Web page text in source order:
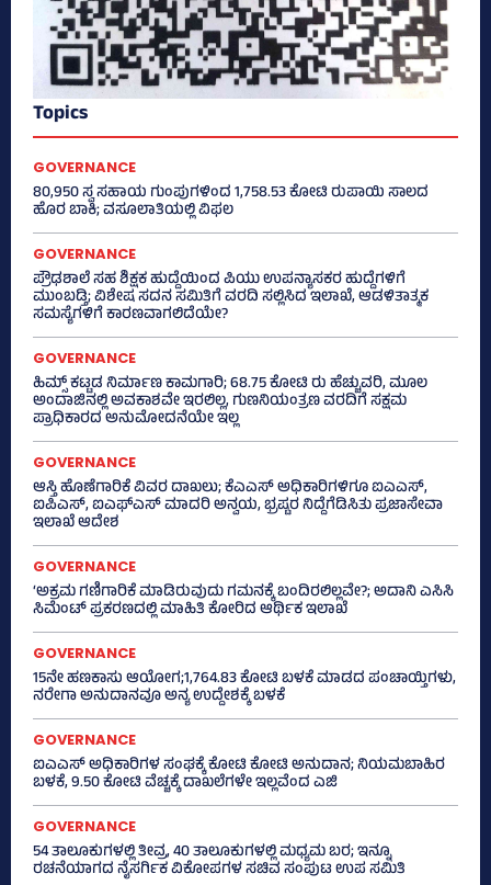
Topics
GOVERNANCE
80,950 ಸ್ವ ಸಹಾಯ ಗುಂಪುಗಳಿಂದ 1,758.53 ಕೋಟಿ ರುಪಾಯಿ ಸಾಲದ
ಹೊರ ಬಾಕಿ; ವಸೂಲಾತಿಯಲ್ಲಿ ವಿಫಲ
GOVERNANCE
ಪ್ರೌಢಶಾಲೆ ಸಹ ಶಿಕ್ಷಕ ಹುದ್ದೆಯಿಂದ ಪಿಯು ಉಪನ್ಯಾಸಕರ ಹುದ್ದೆಗಳಿಗೆ
ಮುಂಬಡ್ತಿ; ವಿಶೇಷ ಸದನ ಸಮಿತಿಗೆ ವರದಿ ಸಲ್ಲಿಸಿದ ಇಲಾಖೆ, ಆಡಳಿತಾತ್ಮಕ
ಸಮಸ್ಯೆಗಳಿಗೆ ಕಾರಣವಾಗಲಿದೆಯೇ?
GOVERNANCE
ಹಿಮ್ಸ್‌ ಕಟ್ಟಡ ನಿರ್ಮಾಣ ಕಾಮಗಾರಿ; 68.75 ಕೋಟಿ ರು ಹೆಚ್ಚುವರಿ, ಮೂಲ
ಅಂದಾಜಿನಲ್ಲಿ ಅವಕಾಶವೇ ಇರಲಿಲ್ಲ, ಗುಣನಿಯಂತ್ರಣ ವರದಿಗೆ ಸಕ್ಷಮ
ಪ್ರಾಧಿಕಾರದ ಅನುಮೋದನೆಯೇ ಇಲ್ಲ
GOVERNANCE
ಆಸ್ತಿ ಹೊಣೆಗಾರಿಕೆ ವಿವರ ದಾಖಲು; ಕೆಎಎಸ್ ಅಧಿಕಾರಿಗಳಿಗೂ ಐಎಎಸ್‌,
ಐಪಿಎಸ್‌, ಐಎಫ್‌ಎಸ್‌ ಮಾದರಿ ಅನ್ವಯ, ಭ್ರಷ್ಟರ ನಿದ್ದೆಗೆಡಿಸಿತು ಪ್ರಜಾಸೇವಾ
ಇಲಾಖೆ ಆದೇಶ
GOVERNANCE
‘ಅಕ್ರಮ ಗಣಿಗಾರಿಕೆ ಮಾಡಿರುವುದು ಗಮನಕ್ಕೆ ಬಂದಿರಲಿಲ್ಲವೇ?; ಅದಾನಿ ಎಸಿಸಿ
ಸಿಮೆಂಟ್ ಪ್ರಕರಣದಲ್ಲಿ ಮಾಹಿತಿ ಕೋರಿದ ಆರ್ಥಿಕ ಇಲಾಖೆ
GOVERNANCE
15ನೇ ಹಣಕಾಸು ಆಯೋಗ;1,764.83 ಕೋಟಿ ಬಳಕೆ ಮಾಡದ ಪಂಚಾಯ್ತಿಗಳು,
ನರೇಗಾ ಅನುದಾನವೂ ಅನ್ಯ ಉದ್ದೇಶಕ್ಕೆ ಬಳಕೆ
GOVERNANCE
ಐಎಎಸ್‌ ಅಧಿಕಾರಿಗಳ ಸಂಘಕ್ಕೆ ಕೋಟಿ ಕೋಟಿ ಅನುದಾನ; ನಿಯಮಬಾಹಿರ
ಬಳಕೆ, 9.50 ಕೋಟಿ ವೆಚ್ಚಕ್ಕೆ ದಾಖಲೆಗಳೇ ಇಲ್ಲವೆಂದ ಎಜಿ
GOVERNANCE
54 ತಾಲೂಕುಗಳಲ್ಲಿ ತೀವ್ರ, 40 ತಾಲೂಕುಗಳಲ್ಲಿ ಮಧ್ಯಮ ಬರ; ಇನ್ನೂ
ರಚನೆಯಾಗದ ನೈಸರ್ಗಿಕ ವಿಕೋಪಗಳ ಸಚಿವ ಸಂಪುಟ ಉಪ ಸಮಿತಿ